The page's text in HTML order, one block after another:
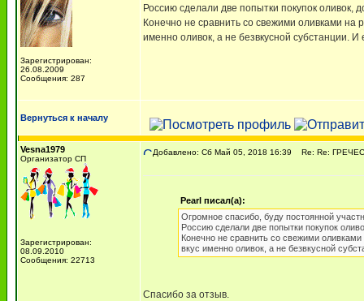
Зарегистрирован:
26.08.2009
Сообщения: 287
Россию сделали две попытки покупок оливок,
Конечно не сравнить со свежими оливками на
именно оливок, а не безвкусной субстанции.
Вернуться к началу
Vesna1979
Организатор СП
Зарегистрирован:
08.09.2010
Сообщения: 22713
Добавлено: Сб Май 05, 2018 16:39 Re: Re:
Pearl писал(а):
Огромное спасибо, буду постоянной
Россию сделали две попытки покупок
Конечно не сравнить со свежими
вкус именно оливок, а не безвкусной
Спасибо за отзыв.